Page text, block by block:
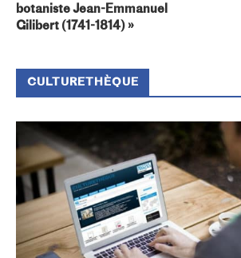
botaniste Jean-Emmanuel
Gilibert (1741-1814) »
CULTURETHÈQUE